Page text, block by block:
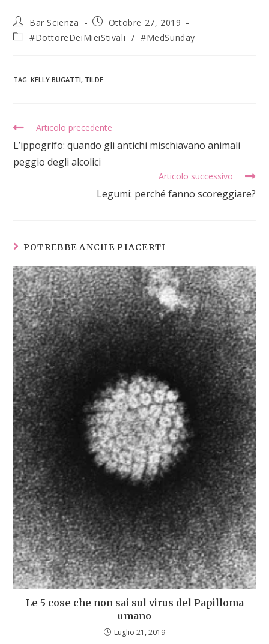
Bar Scienza
Ottobre 27, 2019
#DottoreDeiMieiStivali / #MedSunday
TAG:KELLY BUGATTI, TILDE
Articolo precedente
L’ippogrifo: quando gli antichi mischiavano animali
peggio degli alcolici
Articolo successivo
Legumi: perché fanno scoreggiare?
POTREBBE ANCHE PIACERTI
Le 5 cose che non sai sul virus del Papilloma
umano
Luglio 21, 2019